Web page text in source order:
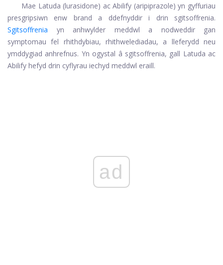
Mae Latuda (lurasidone) ac Abilify (aripiprazole) yn gyffuriau
presgripsiwn enw brand a ddefnyddir i drin sgitsoffrenia.
Sgitsoffrenia yn anhwylder meddwl a nodweddir gan
symptomau fel rhithdybiau, rhithwelediadau, a lleferydd neu
ymddygiad anhrefnus. Yn ogystal â sgitsoffrenia, gall Latuda ac
Abilify hefyd drin cyflyrau iechyd meddwl eraill.
ad